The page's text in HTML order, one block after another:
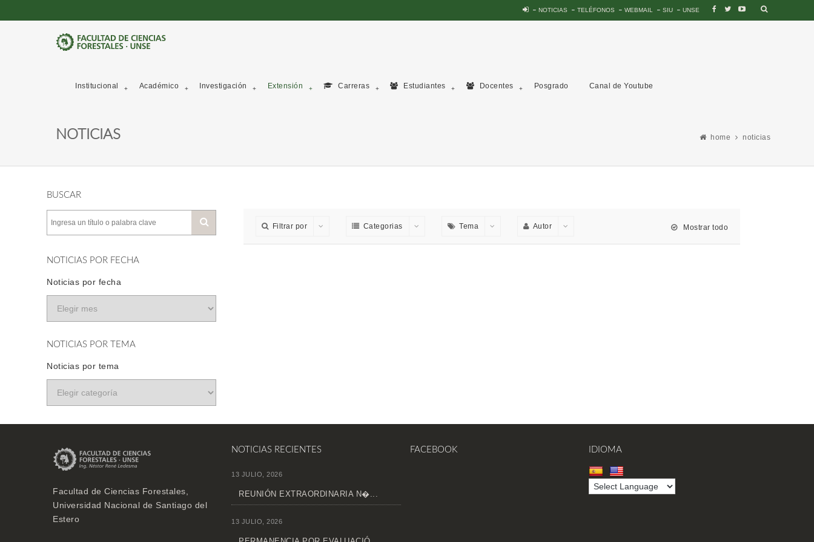
NOTICIAS TELÉFONOS WEBMAIL SIU UNSE
Institucional Académico Investigación Extensión Carreras Estudiantes Docentes Posgrado Canal de Youtube
NOTICIAS home noticias
BUSCAR
NOTICIAS POR FECHA
Noticias por fecha
NOTICIAS POR TEMA
Noticias por tema
Filtrar por Categorias Tema Autor Mostrar todo
Facultad de Ciencias Forestales,
Universidad Nacional de Santiago del
Estero
NOTICIAS RECIENTES
13 JULIO, 2026
REUNIÓN EXTRAORDINARIA N�...
13 JULIO, 2026
FACEBOOK IDIOMA